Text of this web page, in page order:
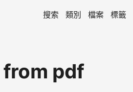
搜索 類別 檔案 標籤
pdf